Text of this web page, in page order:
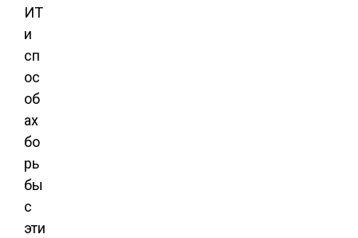
ИТ
и
сп
ос
об
ах
бо
рь
бы
с
эти